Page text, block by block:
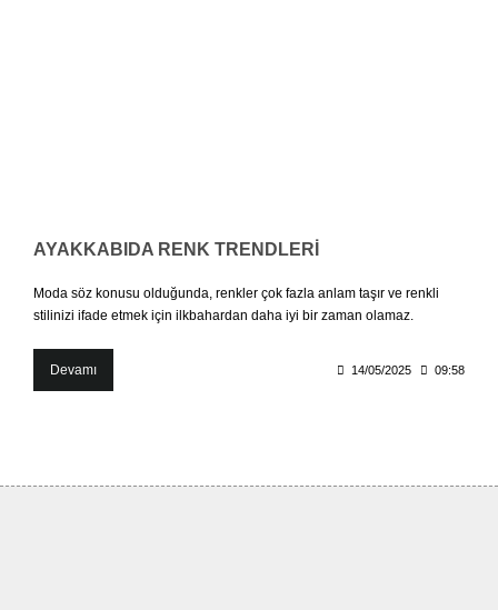
AYAKKABIDA RENK TRENDLERİ
Moda söz konusu olduğunda, renkler çok fazla anlam taşır ve renkli
stilinizi ifade etmek için ilkbahardan daha iyi bir zaman olamaz.
Devamı 14/05/2025 09:58